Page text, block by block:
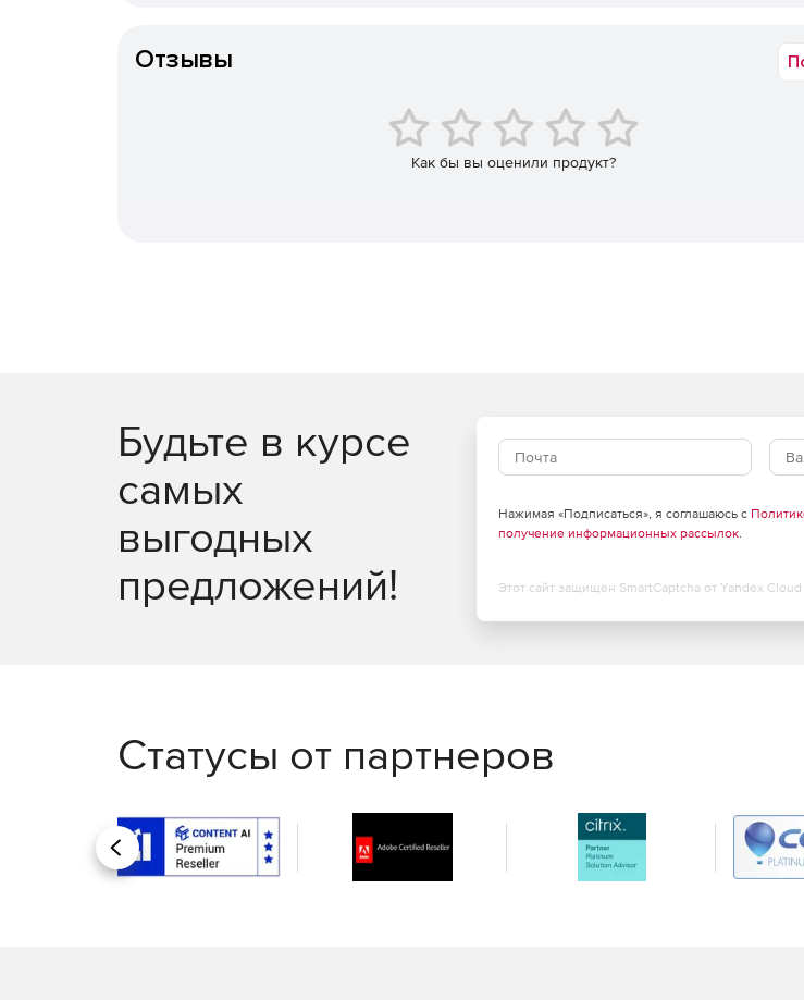
Отзывы
Как бы вы оценили продукт?
Будьте в курсе
самых
выгодных
предложений!
Нажимая «Подписаться», я соглашаюсь с
получение информационных рассылок.
Этот сайт защищен SmartCaptcha от Yandex Cloud
Статусы от партнеров
Назад